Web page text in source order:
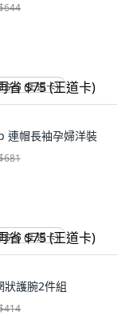
$75 (王道卡)
連帽長袖孕婦洋裝
$75 (王道卡)
護腕2件組